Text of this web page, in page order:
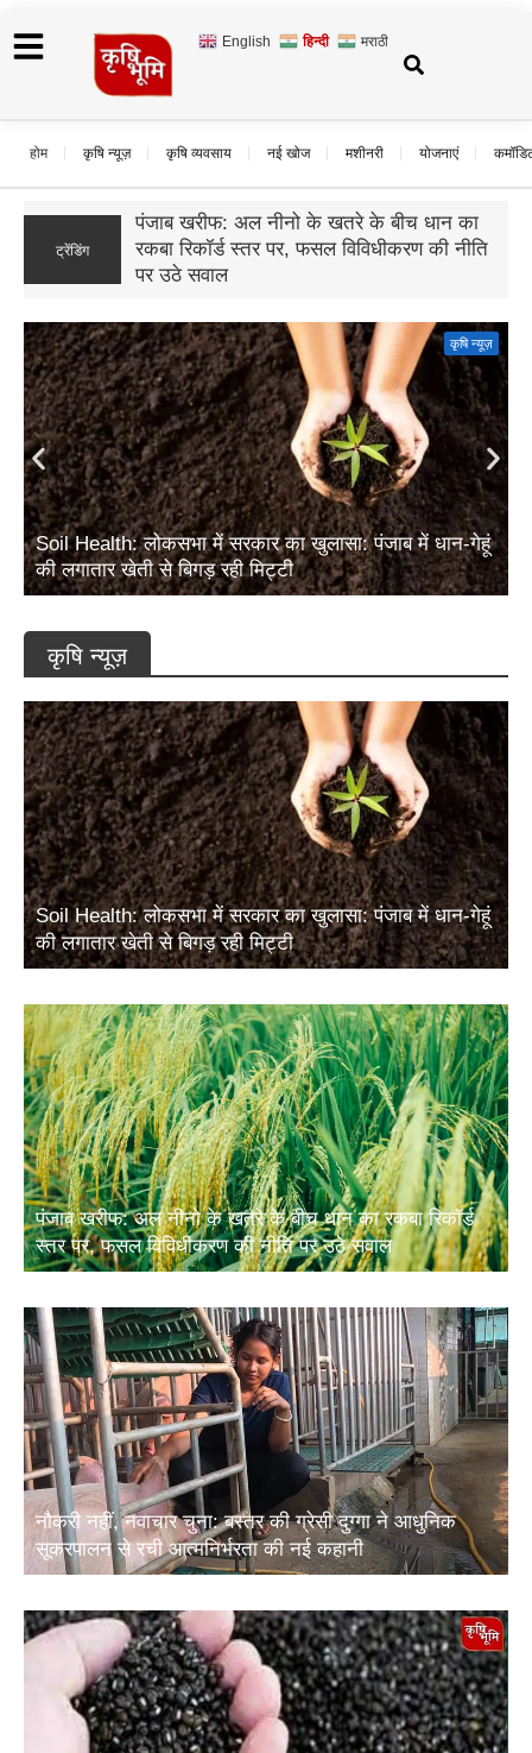
English हिन्दी मराठी
होम कृषि न्यूज़ कृषि व्यवसाय नई खोज मशीनरी योजनाएं
ट्रेंडिंग
बिहार का मखाना: पहली बार ऑस्ट्रेलिया भेजी गई
7 कंटेनर मखाने की खेप, किसानों के लिए खुलेंगे
निर्यात के नए रास्ते
कृषि न्यूज़
Soil Health: लोकसभा में सरकार का खुलासा: पंजाब में धान-गेहूं
की लगातार खेती से बिगड़ रही मिट्टी
कृषि न्यूज़
Soil Health: लोकसभा में सरकार का खुलासा: पंजाब में धान-गेहूं
की लगातार खेती से बिगड़ रही मिट्टी
पंजाब खरीफ: अल नीनो के खतरे के बीच धान का रकबा रिकॉर्ड
स्तर पर, फसल विविधीकरण की नीति पर उठे सवाल
नौकरी नहीं, नवाचार चुना: बस्तर की ग्रेसी दुग्गा ने आधुनिक
सूकरपालन से रची आत्मनिर्भरता की नई कहानी